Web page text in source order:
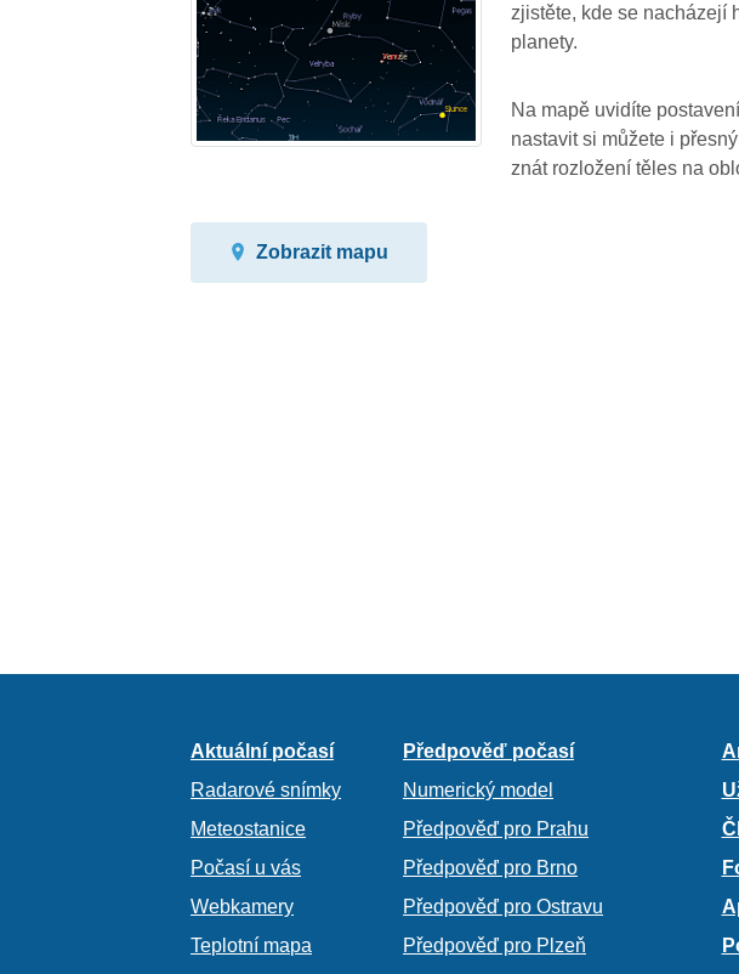
zjistěte, kde se nacházejí
planety.
Na mapě uvidíte
nastavit si můžete i
znát rozložení těles na
Zobrazit mapu
Aktuální počasí
Radarové snímky
Meteostanice
Počasí u vás
Webkamery
Teplotní mapa
Předpověď počasí
Numerický model
Předpověď pro Prahu
Předpověď pro Brno
Předpověď pro Ostravu
Předpověď pro Plzeň